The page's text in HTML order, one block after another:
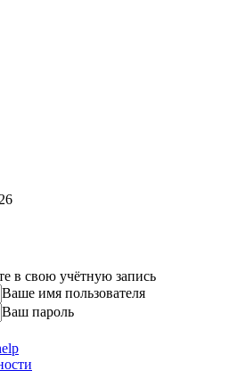
в свою учётную запись
Ваше имя пользователя
Ваш пароль